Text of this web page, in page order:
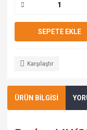
SEPETE EKLE
Karşılaştır
ÜRÜN BİLGİSİ